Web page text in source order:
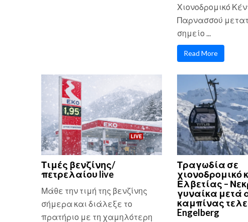
Χιονοδρομικό
Παρνασσού
σημείο ...
Read More
Τιμές βενζίνης/
πετρελαίου live
Μάθε την τιμή της βενζίνης
σήμερα και διάλεξε το
πρατήριο με τη χαμηλότερη
Τραγωδία σε
χιονοδρομικό
Ελβετίας –
γυναίκα μετά
καμπίνας
Engelberg